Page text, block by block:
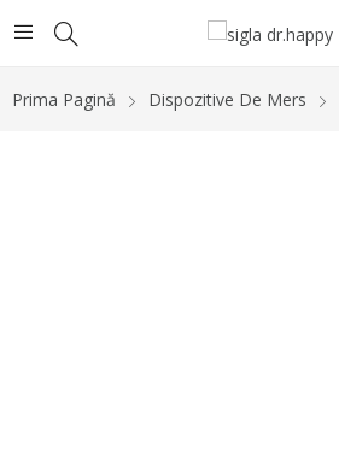
Prima Pagină Dispozitive De Mers